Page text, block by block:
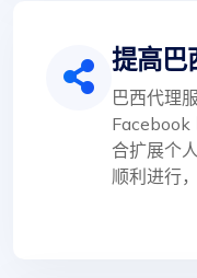
提高巴
巴西代理
Facebook
合扩展个
顺利进行